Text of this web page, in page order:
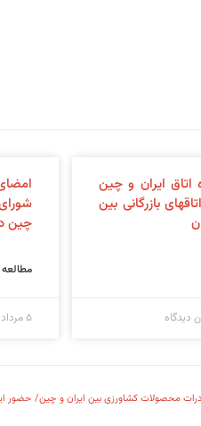
اتاق ایران و چین
بازرگانی بین
دیدگاه
چین
مطالعه
۵ مرداد ۱۴۰۵
کشاورزی بین ایران و چین/ حضور ایران در بازار ۶۰۰ میلیون